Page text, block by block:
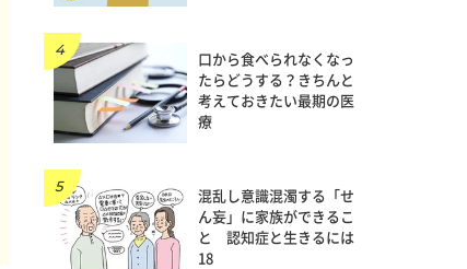
口から食べられなくなっ
たらどうする？きちんと
考えておきたい最期の医
療
混乱し意識混濁する「せ
ん妄」に家族ができるこ
と 認知症と生きるには
18